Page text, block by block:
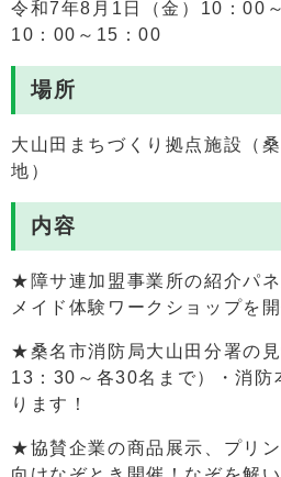
令和7年8月1日（金）10：00
10：00～15：00
場所
大山田まちづくり拠点施設（
地）
内容
★障サ連加盟事業所の紹介パ
メイド体験ワークショップを開
★桑名市消防局大山田分署の
13：30～各30名まで）・消防
ります！
★協賛企業の商品展示、プリ